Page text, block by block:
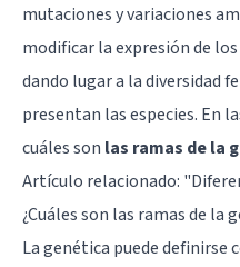
mutaciones y variaciones
modificar la expresión de
dando lugar a la diversidad
presentan las especies. En
cuáles son las ramas de la
Artículo relacionado:
¿Cuáles son las ramas de la
La genética puede definirse